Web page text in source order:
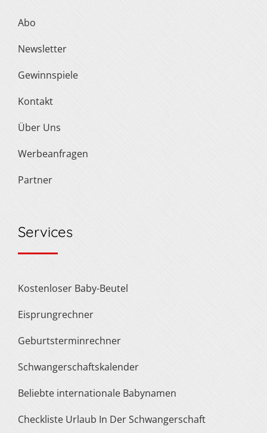
Abo
Newsletter
Gewinnspiele
Kontakt
Über Uns
Werbeanfragen
Partner
Services
Kostenloser Baby-Beutel
Eisprungrechner
Geburtsterminrechner
Schwangerschaftskalender
Beliebte internationale Babynamen
Checkliste Urlaub In Der Schwangerschaft